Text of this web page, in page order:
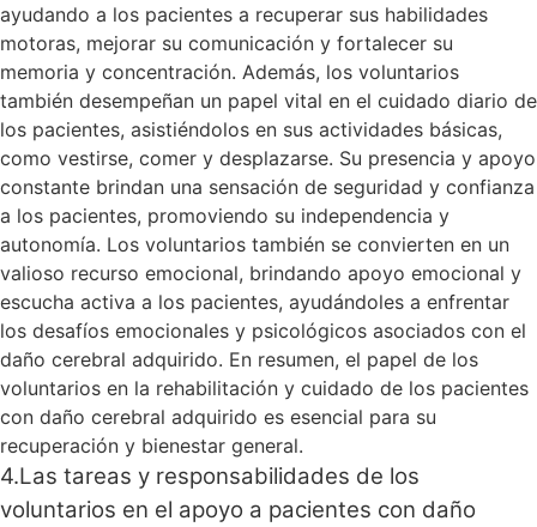
ayudando a los pacientes a recuperar sus habilidades
motoras, mejorar su comunicación y fortalecer su
memoria y concentración. Además, los voluntarios
también desempeñan un papel vital en el cuidado diario de
los pacientes, asistiéndolos en sus actividades básicas,
como vestirse, comer y desplazarse. Su presencia y apoyo
constante brindan una sensación de seguridad y confianza
a los pacientes, promoviendo su independencia y
autonomía. Los voluntarios también se convierten en un
valioso recurso emocional, brindando apoyo emocional y
escucha activa a los pacientes, ayudándoles a enfrentar
los desafíos emocionales y psicológicos asociados con el
daño cerebral adquirido. En resumen, el papel de los
voluntarios en la rehabilitación y cuidado de los pacientes
con daño cerebral adquirido es esencial para su
recuperación y bienestar general.
4.Las tareas y responsabilidades de los
voluntarios en el apoyo a pacientes con daño